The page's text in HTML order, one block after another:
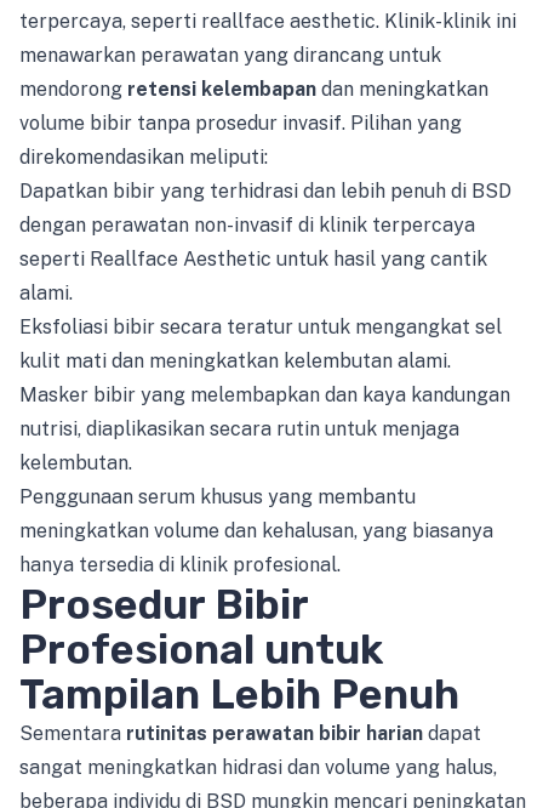
terpercaya, seperti reallface aesthetic. Klinik-klinik ini
menawarkan perawatan yang dirancang untuk
mendorong retensi kelembapan dan meningkatkan
volume bibir tanpa prosedur invasif. Pilihan yang
direkomendasikan meliputi:
Dapatkan bibir yang terhidrasi dan lebih penuh di BSD
dengan perawatan non-invasif di klinik terpercaya
seperti Reallface Aesthetic untuk hasil yang cantik
alami.
Eksfoliasi bibir secara teratur untuk mengangkat sel
kulit mati dan meningkatkan kelembutan alami.
Masker bibir yang melembapkan dan kaya kandungan
nutrisi, diaplikasikan secara rutin untuk menjaga
kelembutan.
Penggunaan serum khusus yang membantu
meningkatkan volume dan kehalusan, yang biasanya
hanya tersedia di klinik profesional.
Prosedur Bibir
Profesional untuk
Tampilan Lebih Penuh
Sementara rutinitas perawatan bibir harian dapat
sangat meningkatkan hidrasi dan volume yang halus,
beberapa individu di BSD mungkin mencari peningkatan